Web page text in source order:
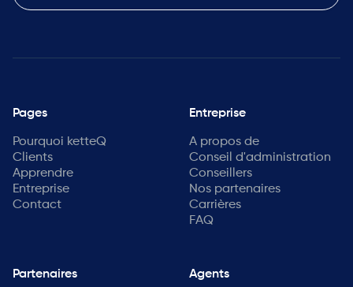
Pages
Pourquoi ketteQ
Clients
Apprendre
Entreprise
Contact
Entreprise
A propos de
Conseil d'administration
Conseillers
Nos partenaires
Carrières
FAQ
Partenaires Agents